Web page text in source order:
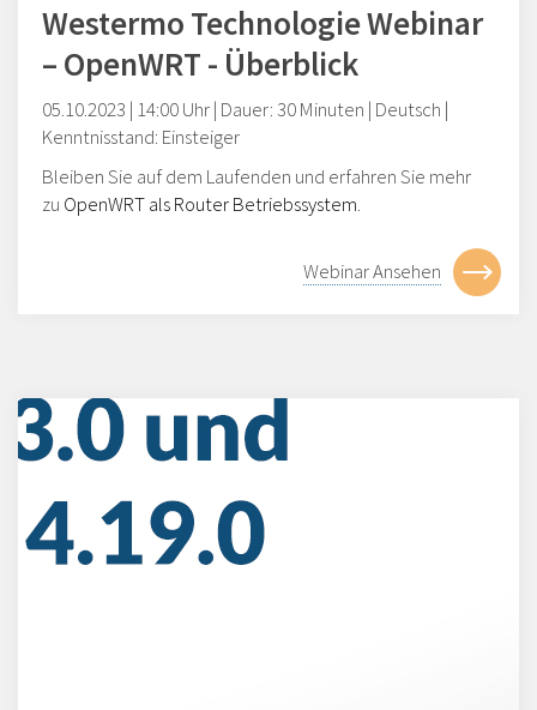
Westermo Technologie Webinar
– OpenWRT - Überblick
05.10.2023 | 14:00 Uhr | Dauer: 30 Minuten | Deutsch |
Kenntnisstand: Einsteiger
Bleiben Sie auf dem Laufenden und erfahren Sie mehr
zu OpenWRT als Router Betriebssystem.
Webinar Ansehen